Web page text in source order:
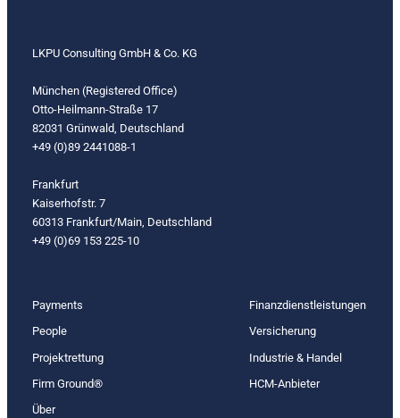
LKPU Consulting GmbH & Co. KG
München (Registered Office)
Otto-Heilmann-Straße 17
82031 Grünwald, Deutschland
+49 (0)89 2441088-1
Frankfurt
Kaiserhofstr. 7
60313 Frankfurt/Main, Deutschland
+49 (0)69 153 225-10
Payments
People
Projektrettung
Firm Ground®
Über
Finanzdienstleistungen
Versicherung
Industrie & Handel
HCM-Anbieter